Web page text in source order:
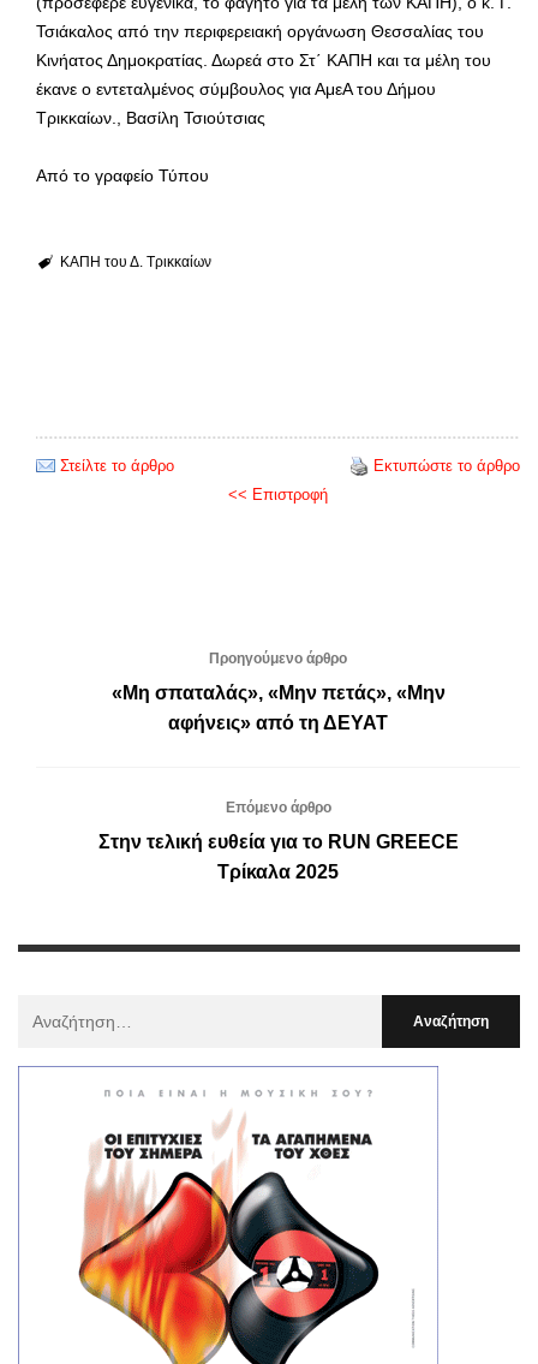
Τσιάκαλος από την περιφερειακή οργάνωση Θεσσαλίας του
Κινήατος Δημοκρατίας. Δωρεά στο Στ΄ ΚΑΠΗ και τα μέλη του
έκανε ο εντεταλμένος σύμβουλος για ΑμεΑ του Δήμου
Τρικκαίων., Βασίλη Τσιούτσιας
Από το γραφείο Τύπου
ΚΑΠΗ του Δ. Τρικκαίων
Στείλτε το άρθρο
Εκτυπώστε το άρθρο
<< Επιστροφή
Προηγούμενο άρθρο
«Μη σπαταλάς», «Μην πετάς», «Μην
αφήνεις» από τη ΔΕΥΑΤ
Επόμενο άρθρο
Στην τελική ευθεία για το RUN GREECE
Τρίκαλα 2025
: